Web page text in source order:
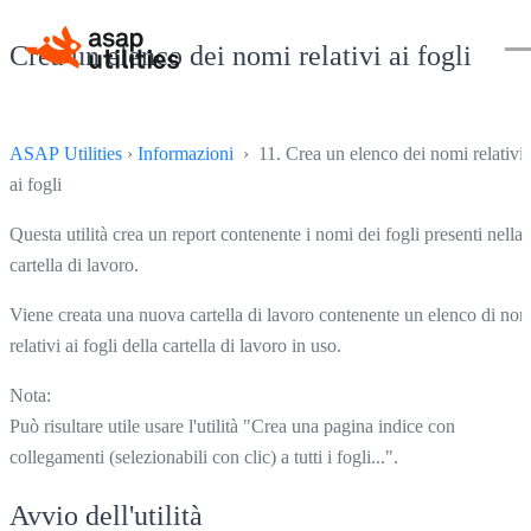
Crea un elenco dei nomi relativi ai fogli
ASAP Utilities › Informazioni › 11. Crea un elenco dei nomi relativi
ai fogli
Questa utilità crea un report contenente i nomi dei fogli presenti nella
cartella di lavoro.
Viene creata una nuova cartella di lavoro contenente un elenco di
relativi ai fogli della cartella di lavoro in uso.
Nota:
Può risultare utile usare l'utilità "Crea una pagina indice con
collegamenti (selezionabili con clic) a tutti i fogli...".
Avvio dell'utilità